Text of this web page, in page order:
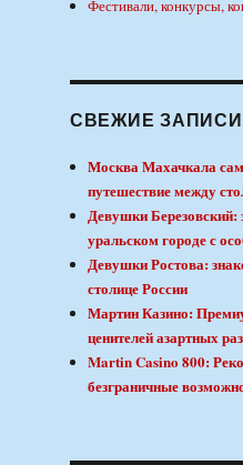
Фестивали, конкурсы,
СВЕЖИЕ ЗАПИСИ
Москва Махачкала
путешествие между
Девушки Березовский:
уральском городе с
Девушки Ростова:
столице России
Мартин Казино:
ценителей азартных
Martin Casino 800:
безграничные